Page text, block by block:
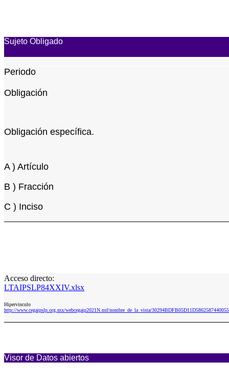
Sujeto Obligado
Periodo
Obligación
Obligación específica.
A ) Artículo
B ) Fracción
C ) Inciso
Acceso directo:
LTAIPSLP84XXIV.xlsx
Hipervinculo
http://www.cegaipslp.org.mx/webcegaip2021N.nsf/nombre_de_la_vista/
Visor de Datos abiertos